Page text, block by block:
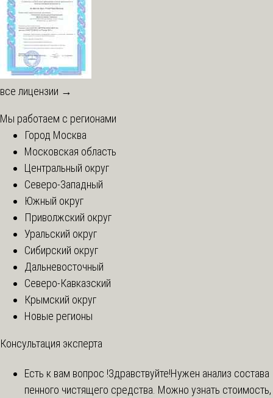
все лицензии →
Мы работаем с регионами
Город Москва
Московская область
Центральный округ
Северо-Западный
Южный округ
Приволжский округ
Уральский округ
Сибирский округ
Дальневосточный
Северо-Кавказский
Крымский округ
Новые регионы
Консультация эксперта
Есть к вам вопрос !Здравствуйте!Нужен анализ состава
пенного чистящего средства. Можно узнать стоимость,